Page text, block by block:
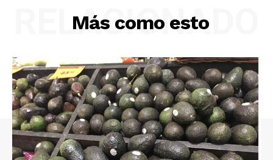
Más como esto
RELACIONADO